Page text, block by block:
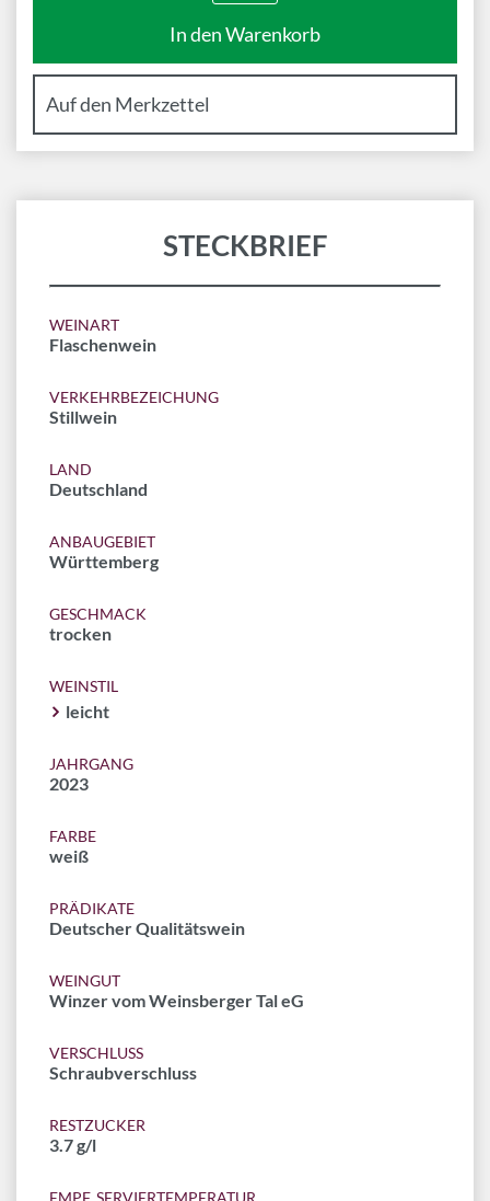
STECKBRIEF
WEINART
Flaschenwein
VERKEHRBEZEICHUNG
Stillwein
LAND
Deutschland
ANBAUGEBIET
Württemberg
GESCHMACK
trocken
WEINSTIL
leicht
JAHRGANG
2023
FARBE
weiß
PRÄDIKATE
Deutscher Qualitätswein
WEINGUT
Winzer vom Weinsberger Tal eG
VERSCHLUSS
Schraubverschluss
RESTZUCKER
3.7 g/l
EMPF. SERVIERTEMPERATUR